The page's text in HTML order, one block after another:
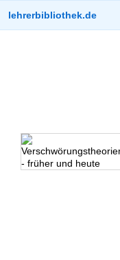
lehrerbibliothek.de